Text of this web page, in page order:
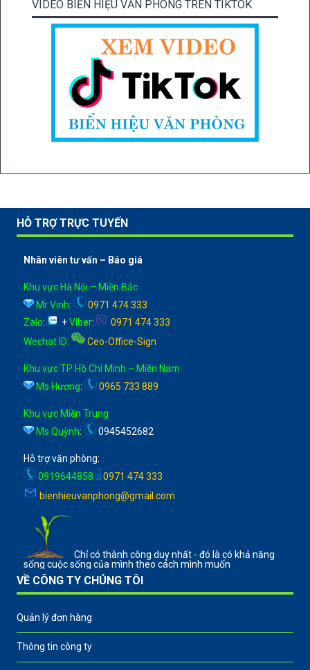
VIDEO BIỂN HIỆU VĂN PHÒNG TRÊN TIKTOK
HỖ TRỢ TRỰC TUYẾN
Nhân viên tư vấn – Báo giá
Khu vực Hà Nội – Miền Bắc
Mr Vinh:
0971 474 333
Zalo: +Viber:
0971 474 333
Wechat ID: Ceo-Office-Sign
Khu vực TP Hồ Chí Minh – Miền Nam
Ms Hương: 0965 733 889
Khu vực Miền Trung
Ms Quỳnh: 0945452682
Hỗ trợ văn phòng:
0919644858
0971 474 333
bienhieuvanphong@gmail.com
Chỉ có thành công duy nhất - đó là có khả năng
sống cuộc sống của mình theo cách mình muốn
VỀ CÔNG TY CHÚNG TÔI
Quản lý đơn hàng
Thông tin công ty